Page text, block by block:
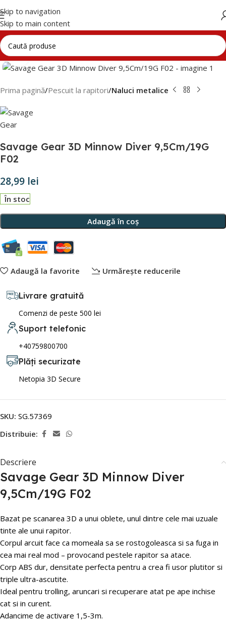
Skip to navigation
Skip to main content
Click to enlarge
Prima pagină Pescuit la rapitori Naluci metalice
Savage Gear 3D Minnow Diver 9,5Cm/19G
F02
28,99 lei
În stoc
Adaugă în coș
Adaugă la favorite Urmărește reducerile
Livrare gratuită
Comenzi de peste 500 lei
Suport telefonic
+40759800700
Plăți securizate
Netopia 3D Secure
SKU: SG.57369
Distribuie:
Descriere
Savage Gear 3D Minnow Diver
9,5Cm/19G F02
Bazat pe scanarea 3D a unui oblete, unul dintre cele mai uzuale
tinte ale unui rapitor.
Corpul arcuit face ca momeala sa se rostogoleasca si sa fuga in
cea mai real mod – provocand pestele rapitor sa atace.
Corp ABS dur, densitate perfecta pentru a crea fi usor plutitor si
triple ultra-ascutite.
Ideal pentru trolling, aruncari si recuperare atat pe ape inchise
cat si in curent.
Adancime de activare 1,5-3m.